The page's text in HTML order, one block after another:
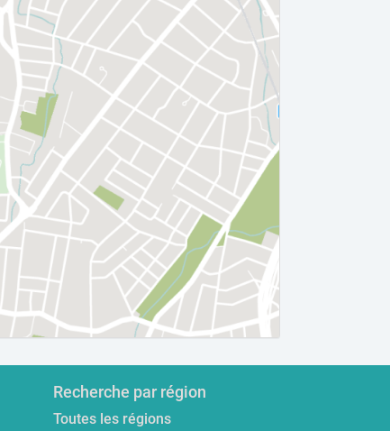
Recherche par région
Toutes les régions